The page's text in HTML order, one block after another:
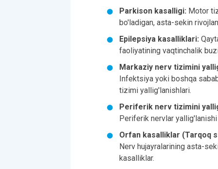
Parkison kasalligi: Motor
bo'ladigan, asta-sekin
Epilepsiya kasalliklari:
faoliyatining vaqtinchalik
Markaziy nerv tizimini
Infektsiya yoki boshqa
tizimi yallig'lanishlari.
Periferik nerv tizimini
Periferik nervlar
Orfan kasalliklar (Tarqoq
Nerv hujayralarining asta-
kasalliklar.